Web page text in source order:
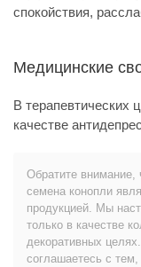
спокойствия,
Медицинские
В терапевтических
качестве
Обратите внимание,
семена конопли
продукцией. Мы
только в качестве
декоративных
соглашаетесь с